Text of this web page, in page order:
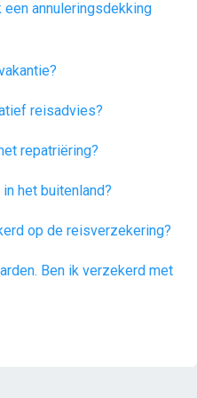
een annuleringsdekking
reisadvies?
repatriëring?
het buitenland?
op de reisverzekering?
Ben ik verzekerd met